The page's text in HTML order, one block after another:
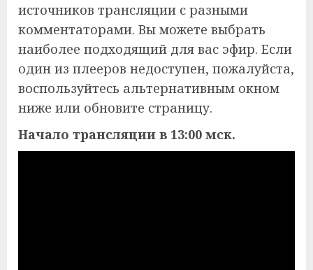
источников трансляции с разными
комментаторами. Вы можете выбрать
наиболее подходящий для вас эфир. Если
один из плееров недоступен, пожалуйста,
воспользуйтесь альтернативным окном
ниже или обновите страницу.
Начало трансляции в 13:00 мск.